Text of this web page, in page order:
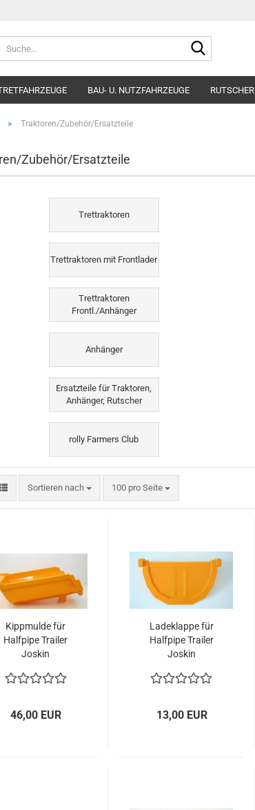
BAU- U. NUTZFAHRZEUGE RUTSCHER
» Traktoren/Zubehör/Ersatzteile
Zubehör/Ersatzteile
Trettraktoren
Trettraktoren mit Frontlader
Trettraktoren
Frontl./Anhänger
Anhänger
Ersatzteile für Traktoren,
Anhänger, Rutscher
rolly Farmers Club
Sortieren nach
Sortieren nach 100 pro Seite
pro Seite
Kippmulde für
Halfpipe Trailer
Joskin
46,00 EUR
Ladeklappe für
Halfpipe Trailer
Joskin
13,00 EUR